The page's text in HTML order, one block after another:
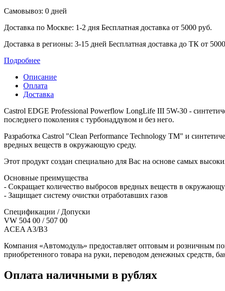
Самовывоз: 0 дней
Доставка по Москве: 1-2 дня Бесплатная доставка от 5000 руб.
Доставка в регионы: 3-15 дней Бесплатная доставка до ТК от
Подробнее
Описание
Оплата
Доставка
Castrol EDGE Professional Powerflow LongLife III 5W-30 -
последнего поколения с турбонаддувом и без него.
Разработка Castrol "Clean Performance Technology TM" и
вредных веществ в окружающую среду.
Этот продукт создан специально для Вас на основе самых
Основные преимущества
- Сокращает количество выбросов вредных веществ в
- Защищает систему очистки отработавших газов
Спецификации / Допуски
VW 504 00 / 507 00
ACEA A3/B3
Компания «Автомодуль» предоставляет оптовым и розничным
приобретенного товара на руки, переводом денежных средств,
Оплата наличными в рублях